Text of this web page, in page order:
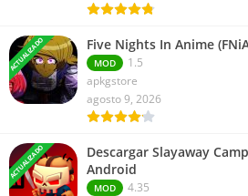
ACTUALIZADO Five Nights In Anime
MOD
1.5
apkgstore
agosto 9, 2026
ACTUALIZADO
Descargar Slayaway
Android
MOD
4.35